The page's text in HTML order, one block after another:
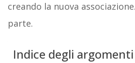
creando la nuova
parte.
Indice degli argomenti